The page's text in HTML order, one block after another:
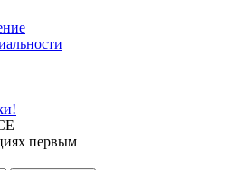
первым